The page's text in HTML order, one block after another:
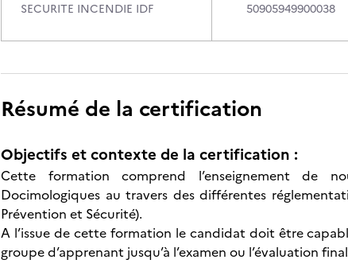
SECURITE INCENDIE IDF 50905949900038
Résumé de la certification
Objectifs et contexte de la certification :
Cette formation comprend l’enseignement de
Docimologiques au travers des différentes
Prévention et Sécurité).
A l’issue de cette formation le candidat doit être
groupe d’apprenant jusqu’à l’examen ou l’évaluation